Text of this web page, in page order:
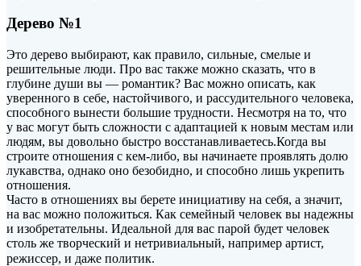
Дерево №1
Это дерево выбирают, как правило, сильные, смелые и
решительные люди. Про вас также можно сказать, что в
глубине души вы — романтик? Вас можно описать, как
уверенного в себе, настойчивого, и рассудительного человека,
способного вынести большие трудности. Несмотря на то, что
у вас могут быть сложности с адаптацией к новым местам или
людям, вы довольно быстро восстанавливаетесь.Когда вы
строите отношения с кем-либо, вы начинаете проявлять долю
лукавства, однако оно безобидно, и способно лишь укрепить
отношения.
Часто в отношениях вы берете инициативу на себя, а значит,
на вас можно положиться. Как семейный человек вы надежны
и изобретательны. Идеальной для вас парой будет человек
столь же творческий и нетривиальный, например артист,
режиссер, и даже политик.⠀